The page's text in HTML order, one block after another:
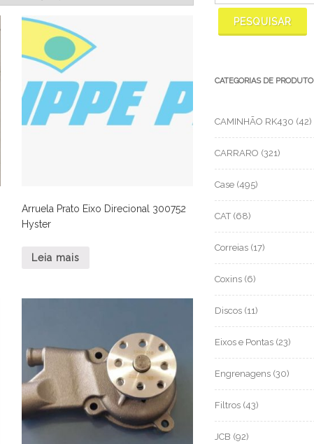
Arruela Prato Eixo Direcional 300752
Hyster
Leia mais
PESQUISAR
CATEGORIAS DE PRODUTO
CAMINHÃO RK430 (42)
CARRARO (321)
Case (495)
CAT (68)
Correias (17)
Coxins (6)
Discos (11)
Eixos e Pontas (23)
Engrenagens (30)
Filtros (43)
JCB (92)